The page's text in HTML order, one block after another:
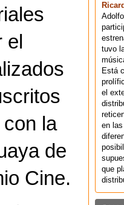
la
de
Cine.
tuvo
Está
el
en
que